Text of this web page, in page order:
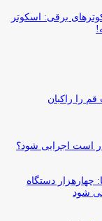
برقی: اسکوتر
قم را راکبان
است اجرایی شود؟
چهارهزار دستگاه
شود